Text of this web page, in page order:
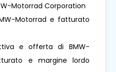
Motorrad Corporation
Motorrad e fatturato
e offerta di BMW-
e margine lordo